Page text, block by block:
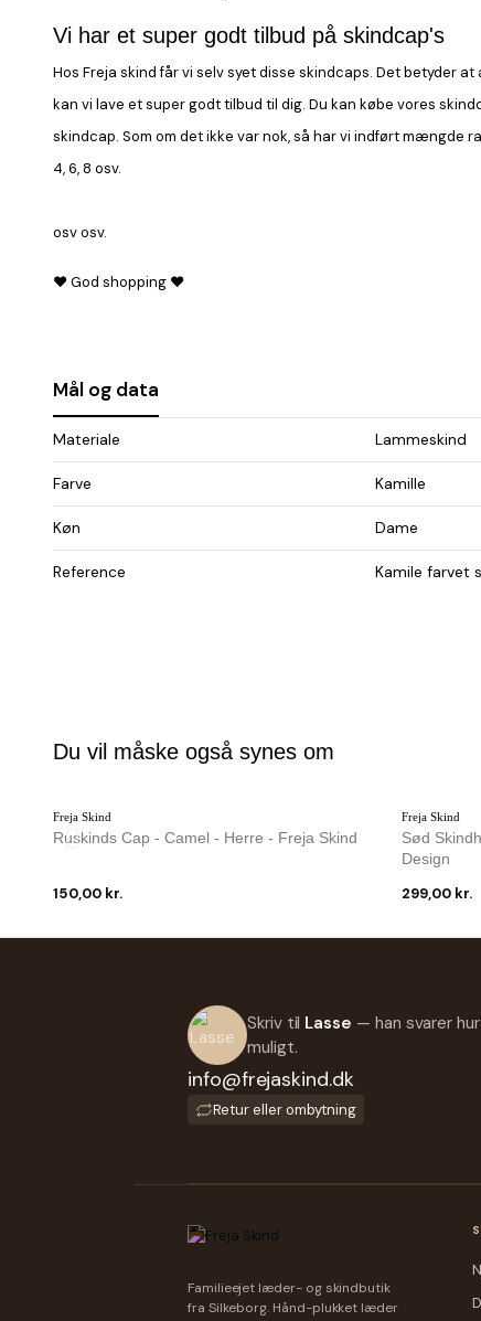
Vi har et super godt tilbud på skindcap's
Hos Freja skind får vi selv syet disse skindcaps. Det betyder
kan vi lave et super godt tilbud til dig. Du kan købe vores
skindcap. Som om det ikke var nok, så har vi indført mængde
4, 6, 8 osv.
osv osv.
♥ God shopping ♥
Mål og data
Materiale Lammeskind
Farve Kamille
Køn Dame
Reference Kamile farvet
Du vil måske også synes om
Freja Skind
Ruskinds Cap - Camel - Herre - Freja Skind
150,00 kr.
Freja Skind
Sød
Design
299,00 kr.
Skriv til Lasse — han svarer
muligt.
info@frejaskind.dk
Retur eller ombytning
Familieejet læder- og skindbutik
fra Silkeborg. Hånd-plukket læder